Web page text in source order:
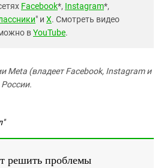
Facebook*, Instagram*,
" и X. Смотреть видео
вYouTube.
Meta (владеет Facebook, Instagram и
решить проблемы